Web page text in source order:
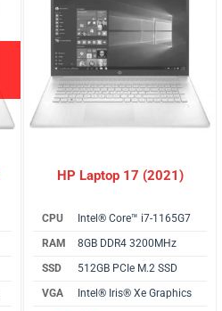
HP Laptop 17 (2021)
CPU
Intel® Core™ i7-1165G7
RAM
8GB DDR4 3200MHz
SSD
512GB PCIe M.2 SSD
VGA
Intel® Iris® Xe Graphics